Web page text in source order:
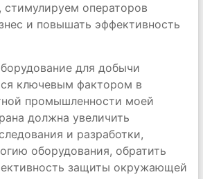
стимулируем операторов
и повышать эффективность
для добычи
ключевым фактором в
промышленности моей
должна увеличить
и разработки,
оборудования, обратить
защиты окружающей